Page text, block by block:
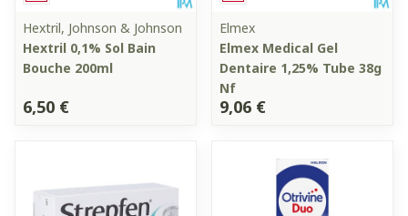
Hextril, Johnson & Johnson
Hextril 0,1% Sol Bain
Bouche 200ml
6,50 €
Elmex
Elmex Medical Gel
Dentaire 1,25% Tube 38g
Nf
9,06 €